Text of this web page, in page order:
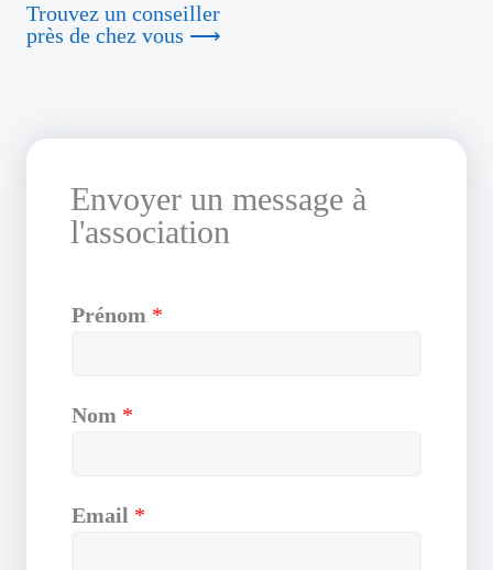
Trouvez un conseiller
près de chez vous ⟶
Envoyer un message à
l'association
Prénom *
Nom *
Email *